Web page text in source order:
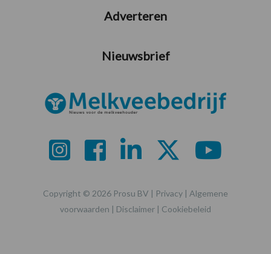
Adverteren
Nieuwsbrief
Copyright © 2026 Prosu BV | Privacy | Algemene
voorwaarden | Disclaimer | Cookiebeleid